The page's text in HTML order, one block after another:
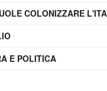
COLONIZZARE
E POLITICA